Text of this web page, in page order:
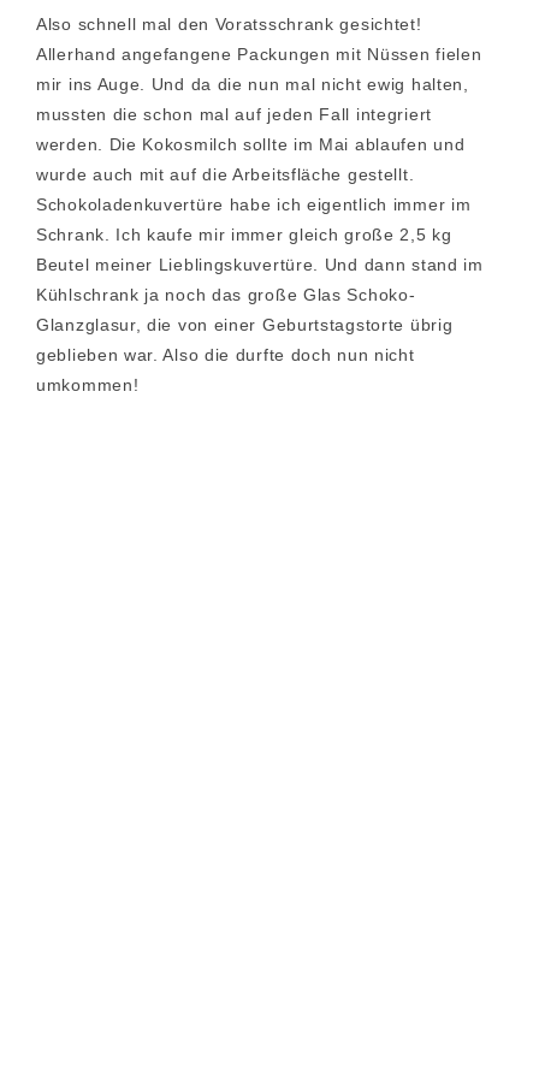
Also schnell mal den Voratsschrank gesichtet!
Allerhand angefangene Packungen mit Nüssen fielen
mir ins Auge. Und da die nun mal nicht ewig halten,
mussten die schon mal auf jeden Fall integriert
werden. Die Kokosmilch sollte im Mai ablaufen und
wurde auch mit auf die Arbeitsfläche gestellt.
Schokoladenkuvertüre habe ich eigentlich immer im
Schrank. Ich kaufe mir immer gleich große 2,5 kg
Beutel meiner Lieblingskuvertüre. Und dann stand im
Kühlschrank ja noch das große Glas Schoko-
Glanzglasur, die von einer Geburtstagstorte übrig
geblieben war. Also die durfte doch nun nicht
umkommen!